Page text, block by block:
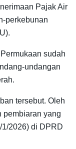
Pajak Air
perkebunan
sudah
undangan
tersebut. Oleh
pembiaran yang
1/2026) di DPRD